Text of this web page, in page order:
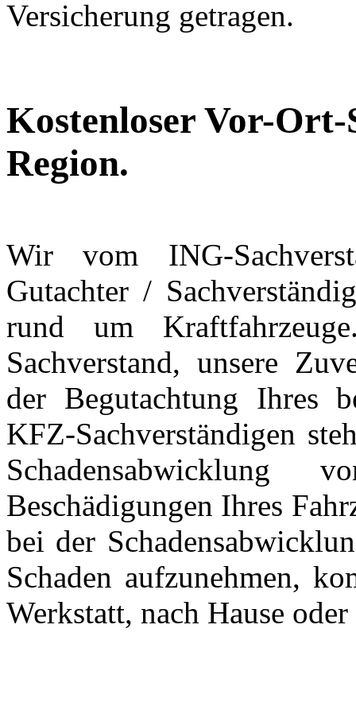
Versicherung getragen.
Kostenloser Vor-
Region.
Wir vom ING-
Gutachter /
rund um
Sachverstand, unsere
der Begutachtung Ihres
KFZ-Sachverständigen
Beschädigungen Ihres
bei der
Schaden aufzunehmen,
Werkstatt, nach Hause